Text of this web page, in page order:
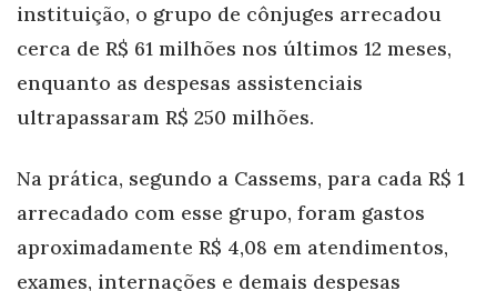
instituição, o grupo de cônjuges arrecadou
cerca de R$ 61 milhões nos últimos 12 meses,
enquanto as despesas assistenciais
ultrapassaram R$ 250 milhões.
Na prática, segundo a Cassems, para cada R$ 1
arrecadado com esse grupo, foram gastos
aproximadamente R$ 4,08 em atendimentos,
exames, internações e demais despesas